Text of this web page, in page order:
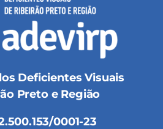
Deficientes Visuais
Preto e Região
0001-23